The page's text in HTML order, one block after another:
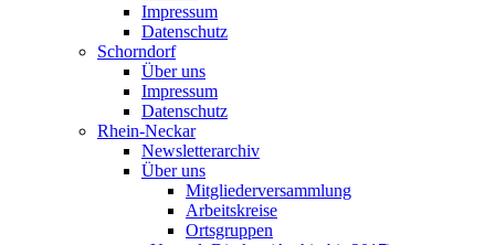
Impressum
Datenschutz
Schorndorf
Über uns
Impressum
Datenschutz
Rhein-Neckar
Newsletterarchiv
Über uns
Mitgliederversammlung
Arbeitskreise
Ortsgruppen